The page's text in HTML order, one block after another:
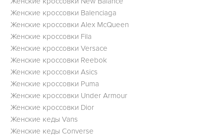
Женские кроссовки Balenciaga
Женские кроссовки Alex McQueen
Женские кроссовки Fila
Женские кроссовки Versace
Женские кроссовки Reebok
Женские кроссовки Asics
Женские кроссовки Puma
Женские кроссовки Under Armour
Женские кроссовки Dior
Женские кеды Vans
Женские кеды Converse